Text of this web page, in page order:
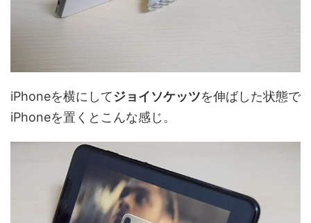
iPhoneを横にしてジョイソケッツを伸ばした状態で
iPhoneを置くとこんな感じ。